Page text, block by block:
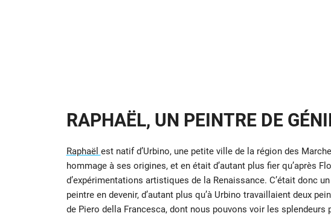
RAPHAËL, UN PEINTRE DE
Raphaël est natif d’Urbino, une petite ville de la région des
hommage à ses origines, et en était d’autant plus fier qu’après
d’expérimentations artistiques de la Renaissance. C’était donc
peintre en devenir, d’autant plus qu’à Urbino travaillaient deux
de Piero della Francesca, dont nous pouvons voir les